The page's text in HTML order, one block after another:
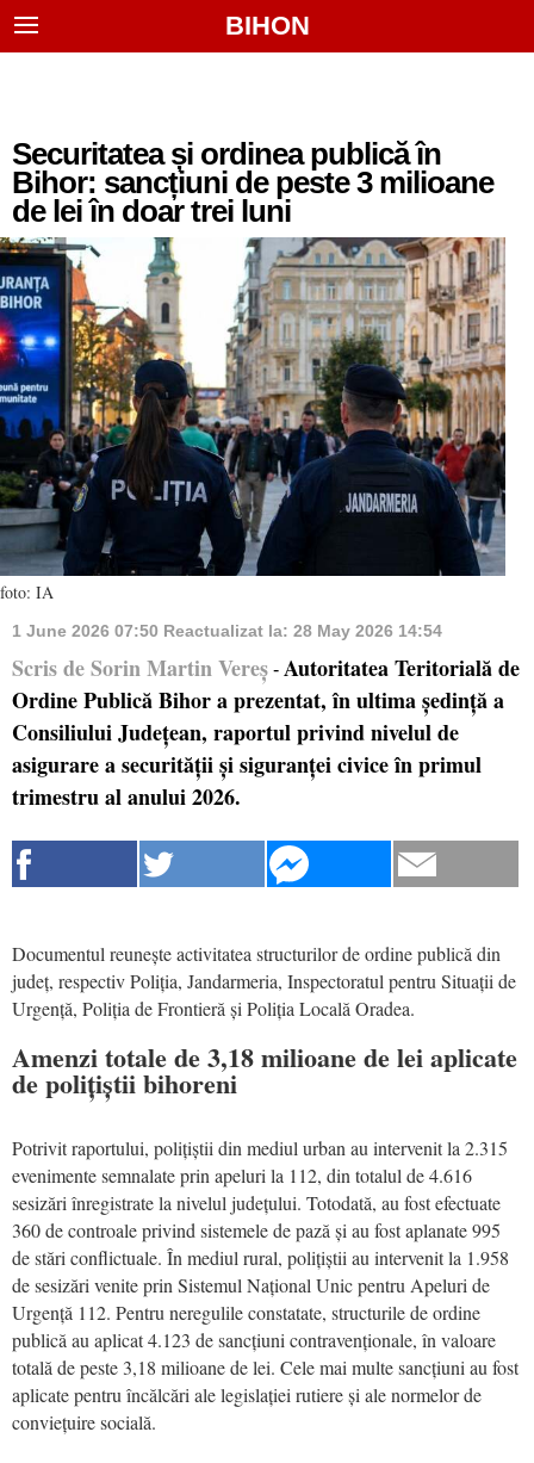
BIHON
Securitatea și ordinea publică în
Bihor: sancțiuni de peste 3 milioane
de lei în doar trei luni
foto: IA
1 June 2026 07:50 Reactualizat la: 28 May 2026 14:54
Scris de Sorin Martin Vereș - Autoritatea Teritorială de
Ordine Publică Bihor a prezentat, în ultima ședință a
Consiliului Județean, raportul privind nivelul de
asigurare a securității și siguranței civice în primul
trimestru al anului 2026.
Documentul reunește activitatea structurilor de ordine publică din
județ, respectiv Poliția, Jandarmeria, Inspectoratul pentru Situații de
Urgență, Poliția de Frontieră și Poliția Locală Oradea.
Amenzi totale de 3,18 milioane de lei aplicate
de polițiștii bihoreni
Potrivit raportului, polițiștii din mediul urban au intervenit la 2.315
evenimente semnalate prin apeluri la 112, din totalul de 4.616
sesizări înregistrate la nivelul județului. Totodată, au fost efectuate
360 de controale privind sistemele de pază și au fost aplanate 995
de stări conflictuale. În mediul rural, polițiștii au intervenit la 1.958
de sesizări venite prin Sistemul Național Unic pentru Apeluri de
Urgență 112. Pentru neregulile constatate, structurile de ordine
publică au aplicat 4.123 de sancțiuni contravenționale, în valoare
totală de peste 3,18 milioane de lei. Cele mai multe sancțiuni au fost
aplicate pentru încălcări ale legislației rutiere și ale normelor de
conviețuire socială.